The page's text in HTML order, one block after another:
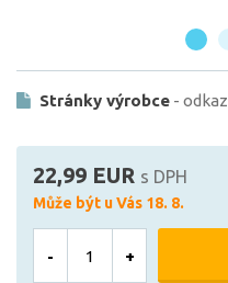
Stránky výrobce - odkaz
22,99 EUR s DPH
Může být u Vás 18. 8.
- +